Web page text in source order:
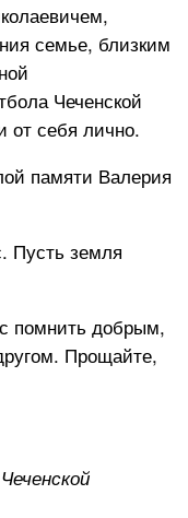
семье, близким
Чеченской
от себя лично.
памяти Валерия
Пусть земля
помнить добрым,
Прощайте,